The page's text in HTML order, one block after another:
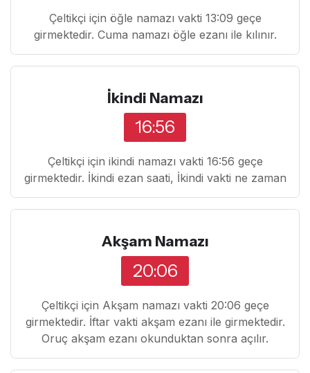
Çeltikçi için öğle namazı vakti 13:09 geçe
girmektedir. Cuma namazı öğle ezanı ile kılınır.
İkindi Namazı
16:56
Çeltikçi için ikindi namazı vakti 16:56 geçe
girmektedir. İkindi ezan saati, İkindi vakti ne zaman
Akşam Namazı
20:06
Çeltikçi için Akşam namazı vakti 20:06 geçe
girmektedir. İftar vakti akşam ezanı ile girmektedir.
Oruç akşam ezanı okunduktan sonra açılır.